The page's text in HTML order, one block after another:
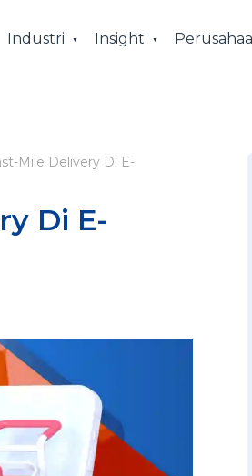
Industri Insight
Mile Delivery Di E-
Di E-